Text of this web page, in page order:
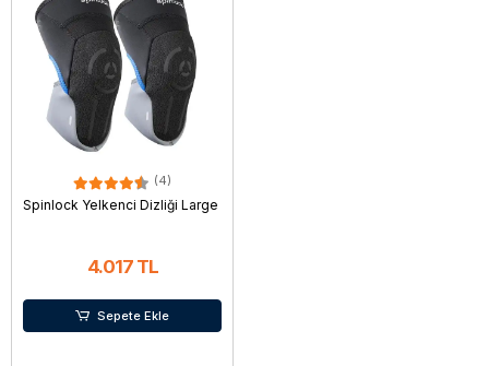
(4)
Spinlock Yelkenci Dizliği Large
4.017 TL
Sepete Ekle